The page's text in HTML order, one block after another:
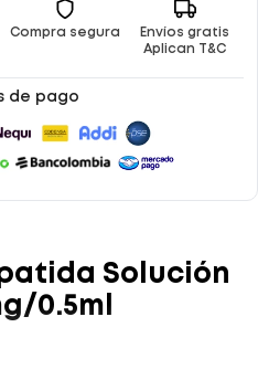
Compra segura
Envíos gratis
Aplican T&C
de pago
Solución
0.5ml